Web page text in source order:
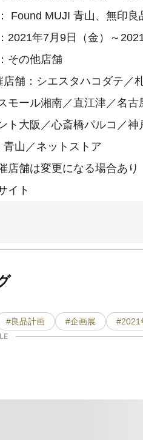
Found MUJI 青山、無印
2021年7月9日（金）～
その他店舗
店舗：シエスタハコダテ／
モール湘南／直江津／名
ト大阪／心斎橋パルコ／
青山／ネットストア
店舗は変更になる場合あり
イト
#良品計画 #企画展 #2021